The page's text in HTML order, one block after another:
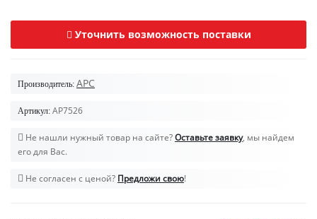
Уточнить возможность поставки
Производитель: APC
Артикул: AP7526
Не нашли нужный товар на сайте?Оставьте заявку, мы найдем
его для Вас.
Не согласен с ценой? Предложи свою!